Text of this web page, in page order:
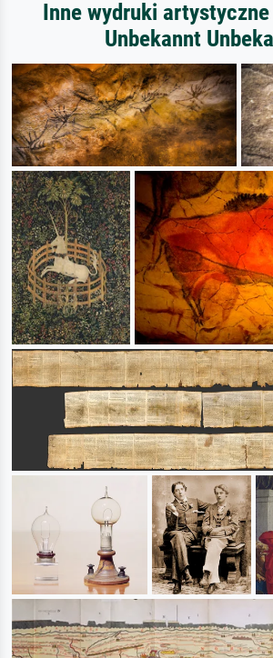
Inne wydruki
Unbekannt